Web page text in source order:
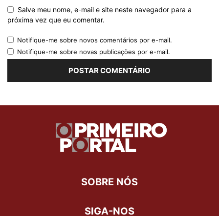
Salve meu nome, e-mail e site neste navegador para a
próxima vez que eu comentar.
Notifique-me sobre novos comentários por e-mail.
Notifique-me sobre novas publicações por e-mail.
SOBRE NÓS
SIGA-NOS